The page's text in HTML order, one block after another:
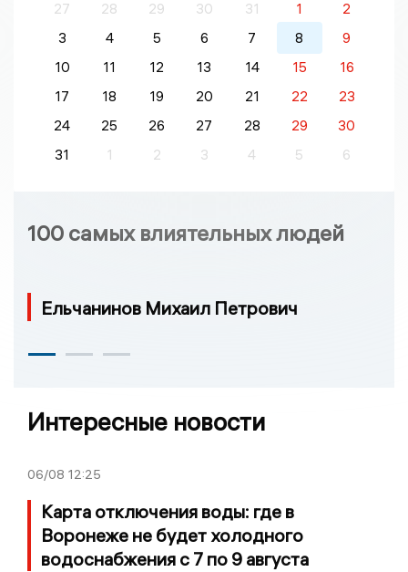
27 28 29 30 31 1
2
3
4 5 6 7 8
9
10
11 12 13 14 15
16
17
18 19 20 21 22
23
24
25 26 27 28 29
30
31
1 2 3 4 5 6
100 самых влиятельных людей
Ельчанинов Михаил Петрович
Интересные новости
06/08 12:25
Карта отключения воды: где в
Воронеже не будет холодного
водоснабжения с 7 по 9 августа